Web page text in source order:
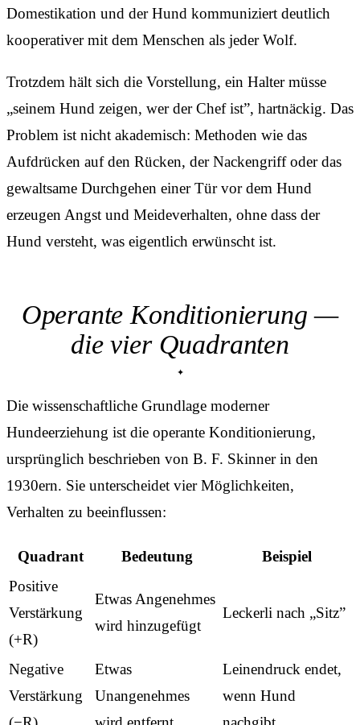
Domestikation und der Hund kommuniziert deutlich
kooperativer mit dem Menschen als jeder Wolf.
Trotzdem hält sich die Vorstellung, ein Halter müsse
„seinem Hund zeigen, wer der Chef ist”, hartnäckig. Das
Problem ist nicht akademisch: Methoden wie das
Aufdrücken auf den Rücken, der Nackengriff oder das
gewaltsame Durchgehen einer Tür vor dem Hund
erzeugen Angst und Meideverhalten, ohne dass der
Hund versteht, was eigentlich erwünscht ist.
Operante Konditionierung —
die vier Quadranten
Die wissenschaftliche Grundlage moderner
Hundeerziehung ist die operante Konditionierung,
ursprünglich beschrieben von B. F. Skinner in den
1930ern. Sie unterscheidet vier Möglichkeiten,
Verhalten zu beeinflussen:
Quadrant Bedeutung
Beispiel
Positive
Verstärkung
(+R)
Etwas Angenehmes
wird hinzugefügt
Leckerli nach „Sitz”
Negative
Verstärkung
Etwas
Unangenehmes
Leinendruck endet,
wenn Hund